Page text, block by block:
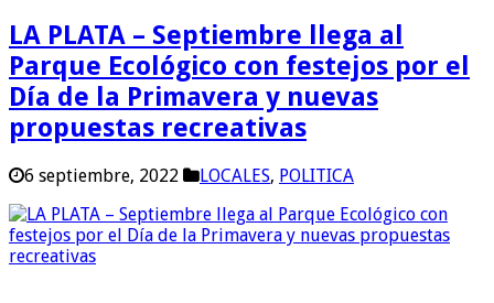
LA PLATA – Septiembre llega al
Parque Ecológico con festejos por el
Día de la Primavera y nuevas
propuestas recreativas
6 septiembre, 2022 LOCALES, POLITICA